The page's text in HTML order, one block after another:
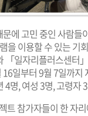
문에 고민 중인 사람들
을 이용할 수 있는 기
「일자리플러스센터
16일부터 9월 7일까지
4명, 여성 3명, 고령자
트 참가자들이 한 자